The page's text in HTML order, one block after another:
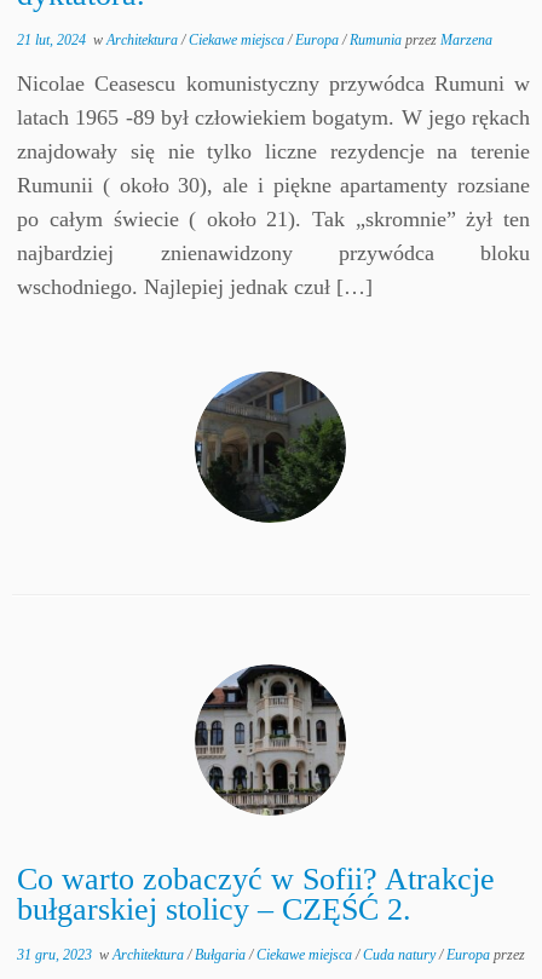
21 lut, 2024 wArchitektura/Ciekawe miejsca/Europa/RumuniaprzezMarzena
Nicolae Ceasescu komunistyczny przywódca Rumuni w
latach 1965 -89 był człowiekiem bogatym. W jego rękach
znajdowały się nie tylko liczne rezydencje na terenie
Rumunii ( około 30), ale i piękne apartamenty rozsiane
po całym świecie ( około 21). Tak „skromnie” żył ten
najbardziej znienawidzony przywódca bloku
wschodniego. Najlepiej jednak czuł […]
Co warto zobaczyć w Sofii? Atrakcje
bułgarskiej stolicy – CZĘŚĆ 2.
31 gru, 2023 wArchitektura/Bułgaria/Ciekawe miejsca/Cuda natury/Europaprzez